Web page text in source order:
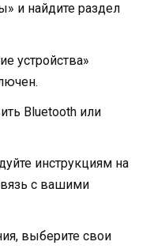
и найдите раздел
устройства»
Bluetooth или
инструкциям на
с вашими
выберите свои